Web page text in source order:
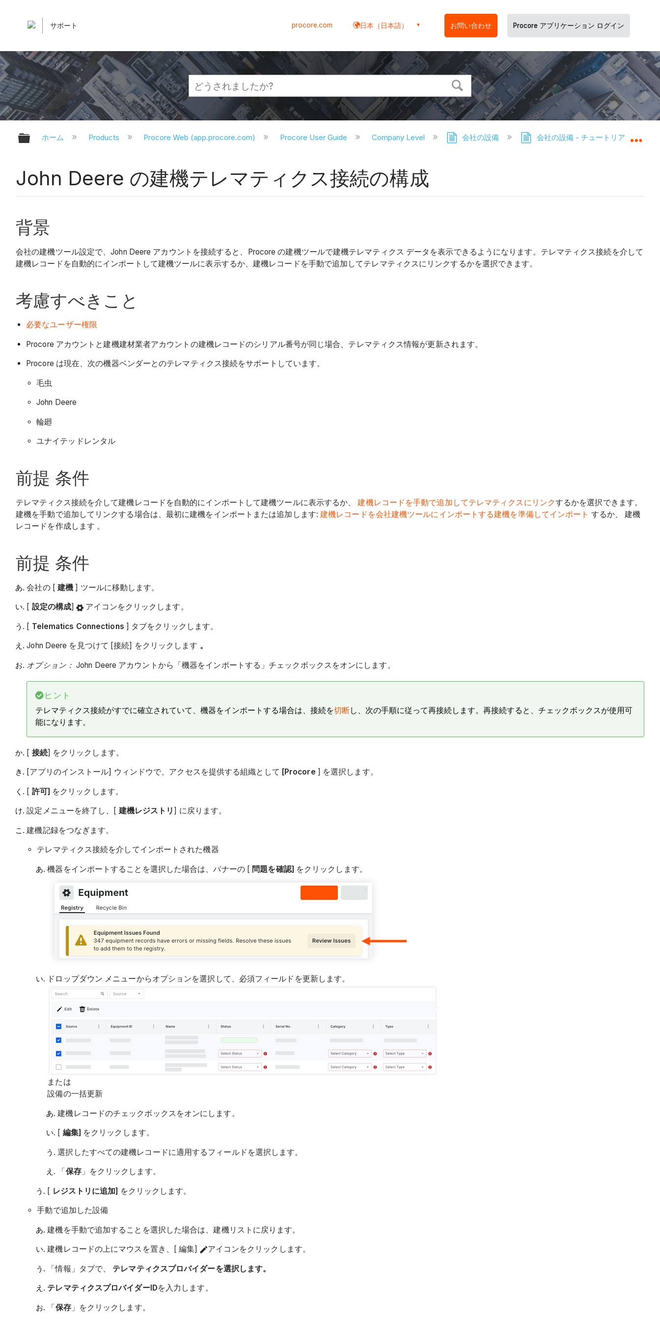
サポート procore.com 日本（日本語） お問い合わせ Procore アプリケーション ログイン
グローバル階層を展開/折りたたむ
ホーム Products Procore Web (app.procore.com) Procore User Guide Company Level 会社の設備 会社の設備 - チュートリアル
John Deere の建機テレマティクス接続の構成
背景
会社の建機ツール設定で、John Deere アカウントを接続すると、Procore の建機ツールで建機テレマティクス データを表示できるようになります。テレマティクス接続を介して
建機レコードを自動的にインポートして建機ツールに表示するか、建機レコードを手動で追加してテレマティクスにリンクするかを選択できます。
考慮すべきこと
必要なユーザー権限
Procore アカウントと建機建材業者アカウントの建機レコードのシリアル番号が同じ場合、テレマティクス情報が更新されます。
Procore は現在、次の機器ベンダーとのテレマティクス接続をサポートしています。
毛虫
John Deere
輪廻
ユナイテッドレンタル
前提 条件
テレマティクス接続を介して建機レコードを自動的にインポートして建機ツールに表示するか、建機レコードを手動で追加してテレマティクスにリンクするかを選択できます。
建機を手動で追加してリンクする場合は、最初に建機をインポートまたは追加します: 建機レコードを会社建機ツールにインポートする建機を準備してインポート するか、 建機
レコードを作成します 。
前提 条件
会社の [ 建機 ] ツールに移動します。
[ 設定の構成] アイコンをクリックします。
[ Telematics Connections ] タブをクリックします。
John Deere を見つけて [接続] をクリックします 。
オプション： John Deere アカウントから「機器をインポートする」チェックボックスをオンにします。
ヒント
テレマティクス接続がすでに確立されていて、機器をインポートする場合は、接続を切断し、次の手順に従って再接続します。再接続すると、チェックボックスが使用可
能になります。
[ 接続] をクリックします。
[アプリのインストール] ウィンドウで、アクセスを提供する組織として [Procore ] を選択します。
[ 許可] をクリックします。
設定メニューを終了し、[ 建機レジストリ ] に戻ります。
建機記録をつなぎます。
テレマティクス接続を介してインポートされた機器
機器をインポートすることを選択した場合は、バナーの [ 問題を確認] をクリックします。
ドロップダウン メニューからオプションを選択して、必須フィールドを更新します。
または
設備の一括更新
建機レコードのチェックボックスをオンにします。
[ 編集] をクリックします。
選択したすべての建機レコードに適用するフィールドを選択します。
「 保存」をクリックします。
[ レジストリに追加] をクリックします。
手動で追加した設備
建機を手動で追加することを選択した場合は、建機リストに戻ります。
建機レコードの上にマウスを置き、[ 編集] アイコンをクリックします。
「情報」タブで、 テレマティクスプロバイダーを選択します。
テレマティクスプロバイダーIDを入力します。
「保存」をクリックします。